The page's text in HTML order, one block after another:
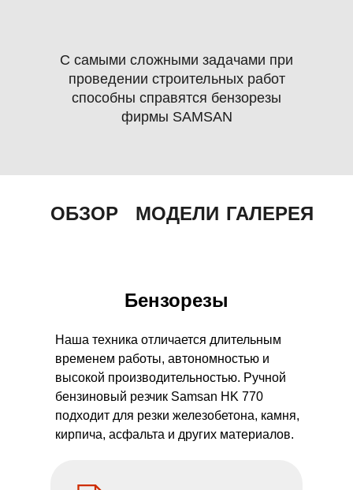
+7 903 667 99 31
С самыми сложными задачами при
проведении строительных работ
способны справятся бензорезы
фирмы SAMSAN
ОБЗОР МОДЕЛИ ГАЛЕРЕЯ
Бензорезы
Наша техника отличается длительным
временем работы, автономностью и
высокой производительностью. Ручной
бензиновый резчик Samsan HK 770
подходит для резки железобетона, камня,
кирпича, асфальта и других материалов.